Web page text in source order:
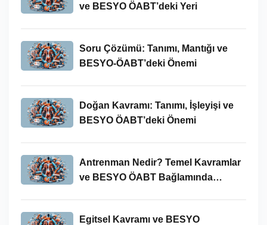
ve BESYO ÖABT’deki Yeri
Soru Çözümü: Tanımı, Mantığı ve
BESYO-ÖABT’deki Önemi
Doğan Kavramı: Tanımı, İşleyişi ve
BESYO ÖABT’deki Önemi
Antrenman Nedir? Temel Kavramlar
ve BESYO ÖABT Bağlamında
Egitsel Kavramı ve BESYO